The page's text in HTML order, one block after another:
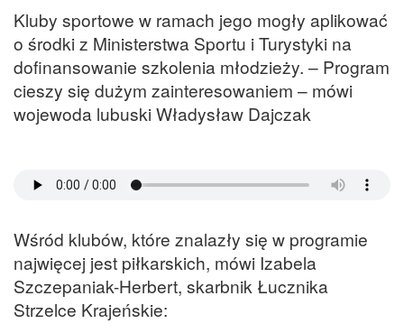
Kluby sportowe w ramach jego mogły aplikować
o środki z Ministerstwa Sportu i Turystyki na
dofinansowanie szkolenia młodzieży. – Program
cieszy się dużym zainteresowaniem – mówi
wojewoda lubuski Władysław Dajczak
Wśród klubów, które znalazły się w programie
najwięcej jest piłkarskich, mówi Izabela
Szczepaniak-Herbert, skarbnik Łucznika
Strzelce Krajeńskie: